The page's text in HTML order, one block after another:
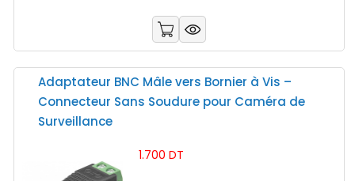
Adaptateur BNC Mâle vers Bornier à Vis –
Connecteur Sans Soudure pour Caméra de
Surveillance
1.700 DT